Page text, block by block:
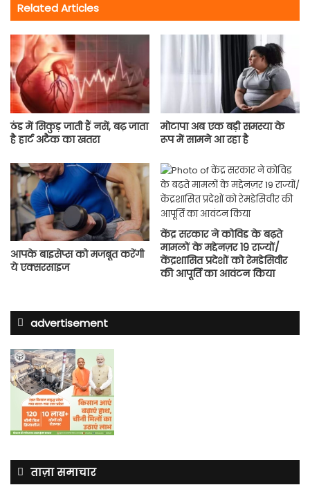
Related Articles
ठंड में सिकुड़ जाती हैं नसें, बढ़ जाता
है हार्ट अटैक का खतरा
मोटापा अब एक बड़ी समस्या के
रूप में सामने आ रहा है
आपके बाइसेप्स को मजबूत करेंगी
ये एक्सरसाइज
केंद्र सरकार ने कोविड के बढ़ते
मामलों के मद्देनज़र 19 राज्यों/
केंद्रशासित प्रदेशों को रेमडेसिवीर
की आपूर्ति का आवंटन किया
advertisement
ताज़ा समाचार